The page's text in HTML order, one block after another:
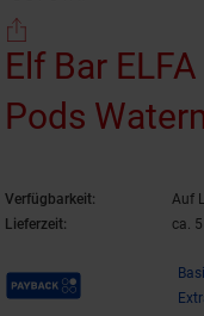
Elf Bar
Pods
Verfügbarkeit:
Auf
Lieferzeit:
ca.
Payback Punkte